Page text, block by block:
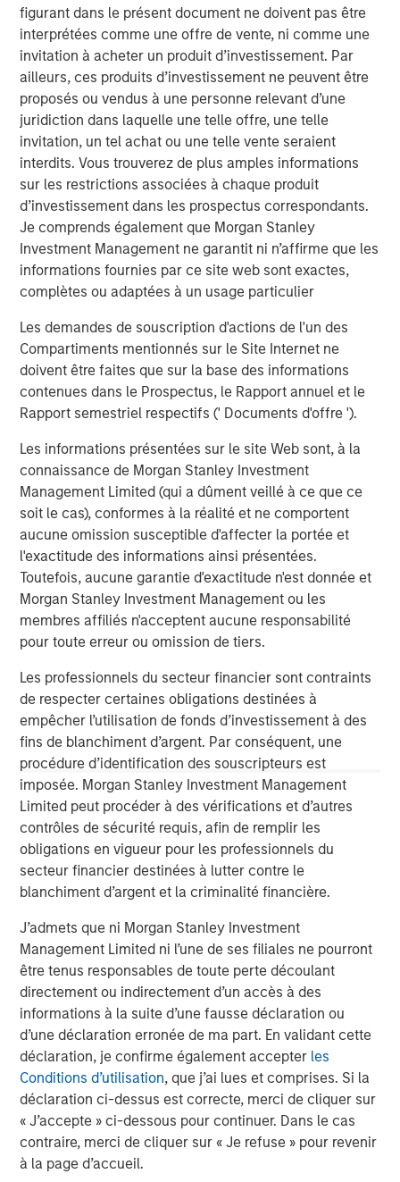
figurant dans le présent document ne doivent pas être
interprétées comme une offre de vente, ni comme une
invitation à acheter un produit d’investissement. Par
ailleurs, ces produits d’investissement ne peuvent être
proposés ou vendus à une personne relevant d’une
juridiction dans laquelle une telle offre, une telle
invitation, un tel achat ou une telle vente seraient
interdits. Vous trouverez de plus amples informations
sur les restrictions associées à chaque produit
d’investissement dans les prospectus correspondants.
Je comprends également que Morgan Stanley
Investment Management ne garantit ni n’affirme que les
informations fournies par ce site web sont exactes,
complètes ou adaptées à un usage particulier
Les demandes de souscription d'actions de l'un des
Compartiments mentionnés sur le Site Internet ne
doivent être faites que sur la base des informations
contenues dans le Prospectus, le Rapport annuel et le
Rapport semestriel respectifs (' Documents d'offre ').
Les informations présentées sur le site Web sont, à la
connaissance de Morgan Stanley Investment
Management Limited (qui a dûment veillé à ce que ce
soit le cas), conformes à la réalité et ne comportent
aucune omission susceptible d'affecter la portée et
l'exactitude des informations ainsi présentées.
Toutefois, aucune garantie d'exactitude n'est donnée et
Morgan Stanley Investment Management ou les
membres affiliés n'acceptent aucune responsabilité
pour toute erreur ou omission de tiers.
Les professionnels du secteur financier sont contraints
de respecter certaines obligations destinées à
empêcher l’utilisation de fonds d’investissement à des
fins de blanchiment d’argent. Par conséquent, une
procédure d’identification des souscripteurs est
imposée. Morgan Stanley Investment Management
Limited peut procéder à des vérifications et d’autres
contrôles de sécurité requis, afin de remplir les
obligations en vigueur pour les professionnels du
secteur financier destinées à lutter contre le
blanchiment d’argent et la criminalité financière.
J’admets que ni Morgan Stanley Investment
Management Limited ni l’une de ses filiales ne pourront
être tenus responsables de toute perte découlant
directement ou indirectement d’un accès à des
informations à la suite d’une fausse déclaration ou
d’une déclaration erronée de ma part. En validant cette
déclaration, je confirme également accepter les
Conditions d’utilisation, que j’ai lues et comprises. Si la
déclaration ci-dessus est correcte, merci de cliquer sur
« J’accepte » ci-dessous pour continuer. Dans le cas
contraire, merci de cliquer sur « Je refuse » pour revenir
à la page d’accueil.
ALTS IN FOCUS
Real Estate 2026 Midyear Outlook
QUARTERLY
Private Markets Perspectives Q2 Webinar
The Authors
Steven Turner, CFA
Managing Director
Tony Charles
Managing Director
Patrick Whitehead
Managing Director
Analyses mises en avant
ARTICLE
Real Estate Midyear Outlook:
Constructive Amid Fluid Backdrop
The current macroenvironment remains resilient
despite elevated volatility and divergence across
markets. As inflation and energy prices keep
central banks hawkish, real estate continues to
offer attractive relative value, supported by a
25% repricing, durable income streams, and
constrained supply. In this environment,
diversified portfolios and selective asset-level
7 AOÛT 2026